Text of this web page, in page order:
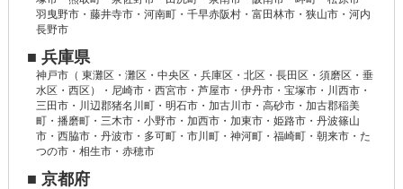
羽曳野市・藤井寺市・河南町・千早赤阪村・富田林市・狭山市・河内
長野市
■ 兵庫県
神戸市（ 東灘区・灘区・中央区・兵庫区・北区・長田区・須磨区・垂
水区・西区）・尼崎市・西宮市・芦屋市・伊丹市・宝塚市・川西市・
三田市・川辺郡猪名川町・明石市・加古川市・高砂市・加古郡稲美
町・播磨町・三木市・小野市・加西市・加東市・姫路市・丹波篠山
市・西脇市・丹波市・多可町・市川町・神河町・福崎町・朝来市・た
つの市・相生市・赤穂市
■ 京都府